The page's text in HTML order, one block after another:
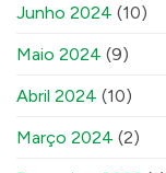
Junho 2024 (10)
Maio 2024 (9)
Abril 2024 (10)
Março 2024 (2)